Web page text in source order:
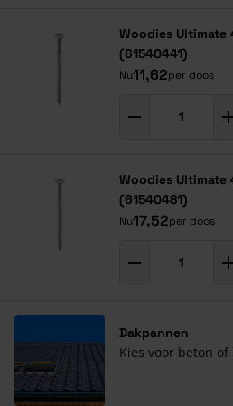
Woodies
(61540441)
Nu11,62per doos
Woodies
(61540481)
Nu17,52per doos
Dakpannen
Kies voor beton of